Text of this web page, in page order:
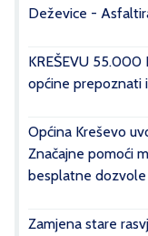
Deževice -
KREŠEVU 55.000
općine prepoznati
Općina Kreševo
Značajne pomoći
besplatne
Zamjena stare